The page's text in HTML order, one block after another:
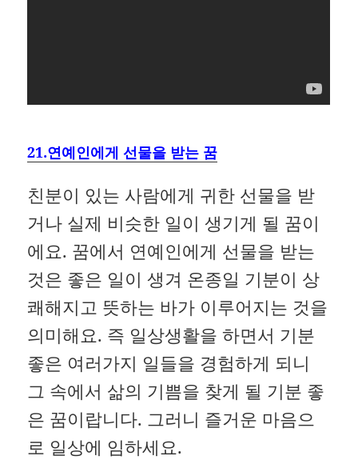
21.연예인에게 선물을 받는 꿈
친분이 있는 사람에게 귀한 선물을 받
거나 실제 비슷한 일이 생기게 될 꿈이
에요. 꿈에서 연예인에게 선물을 받는
것은 좋은 일이 생겨 온종일 기분이 상
쾌해지고 뜻하는 바가 이루어지는 것을
의미해요. 즉 일상생활을 하면서 기분
좋은 여러가지 일들을 경험하게 되니
그 속에서 삶의 기쁨을 찾게 될 기분 좋
은 꿈이랍니다. 그러니 즐거운 마음으
로 일상에 임하세요.